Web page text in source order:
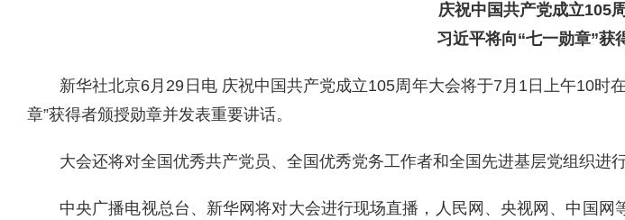
庆祝中国共产党成立105
习近平将向“七一勋章”获
新华社北京6月29日电 庆祝中国共产党成立105周年大会将于7月1日上午10
章”获得者颁授勋章并发表重要讲话。
大会还将对全国优秀共产党员、全国优秀党务工作者和全国先进基层党组织进行
中央广播电视总台、新华网将对大会进行现场直播，人民网、央视网、中国